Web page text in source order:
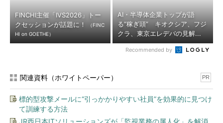
FINCHI主催「IVS2026」トー
クセッションが話題に！
（FINC
HI on GOETHE）
AI・半導体企業トップが語
る“稼ぎ頭” キオクシア、フジ
クラ、東京エレデバの見解...
Recommended by
関連資料（ホワイトペーパー） PR
標的型攻撃メールに“引っかかりやすい社員”を効果的に見つけ
て訓練する方法
JR西日本ITソリューションズが「監視業務の属人化」を解消